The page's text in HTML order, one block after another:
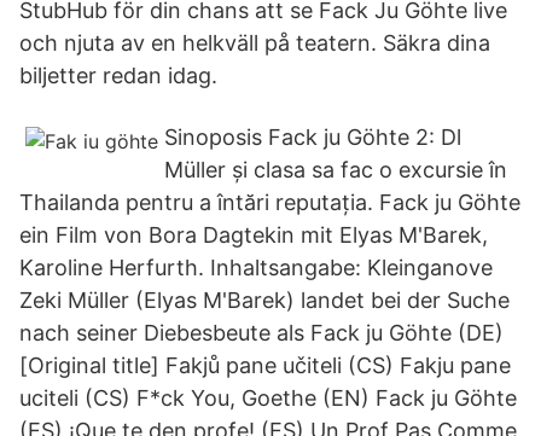
StubHub för din chans att se Fack Ju Göhte live
och njuta av en helkväll på teatern. Säkra dina
biljetter redan idag.
Sinoposis Fack ju Göhte 2: Dl
Müller și clasa sa fac o excursie în
Thailanda pentru a întări reputația. Fack ju Göhte
ein Film von Bora Dagtekin mit Elyas M'Barek,
Karoline Herfurth. Inhaltsangabe: Kleinganove
Zeki Müller (Elyas M'Barek) landet bei der Suche
nach seiner Diebesbeute als Fack ju Göhte (DE)
[Original title] Fakjů pane učiteli (CS) Fakju pane
uciteli (CS) F*ck You, Goethe (EN) Fack ju Göhte
(ES) ¡Que te den profe! (ES) Un Prof Pas Comme